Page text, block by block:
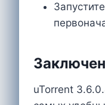
uTorrent